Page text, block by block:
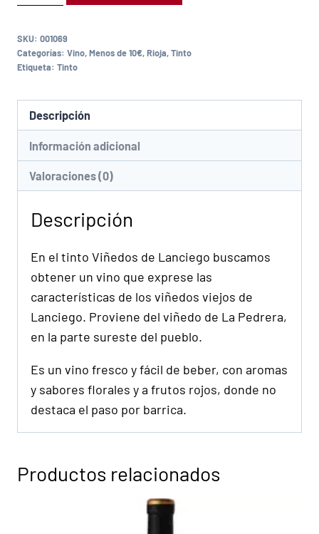
SKU: 001069
Categorías: Vino,Menos de 10€,Rioja,Tinto
Etiqueta: Tinto
Descripción
Información adicional
Valoraciones (0)
Descripción
En el tinto Viñedos de Lanciego buscamos
obtener un vino que exprese las
características de los viñedos viejos de
Lanciego. Proviene del viñedo de La Pedrera,
en la parte sureste del pueblo.
Es un vino fresco y fácil de beber, con aromas
y sabores florales y a frutos rojos, donde no
destaca el paso por barrica.
Productos relacionados